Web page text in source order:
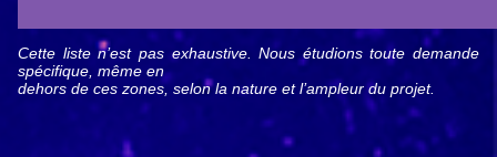
Cette liste n’est pas exhaustive. Nous étudions toute demande
spécifique, même en
dehors de ces zones, selon la nature et l’ampleur du projet.